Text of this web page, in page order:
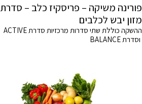
פורינה משיקה – פריסקיז כלב – סדרת
מזון יבש לכלבים
ההשקה כוללת שתי סדרות מרכזיות סדרת ACTIVE
וסדרת BALANCE